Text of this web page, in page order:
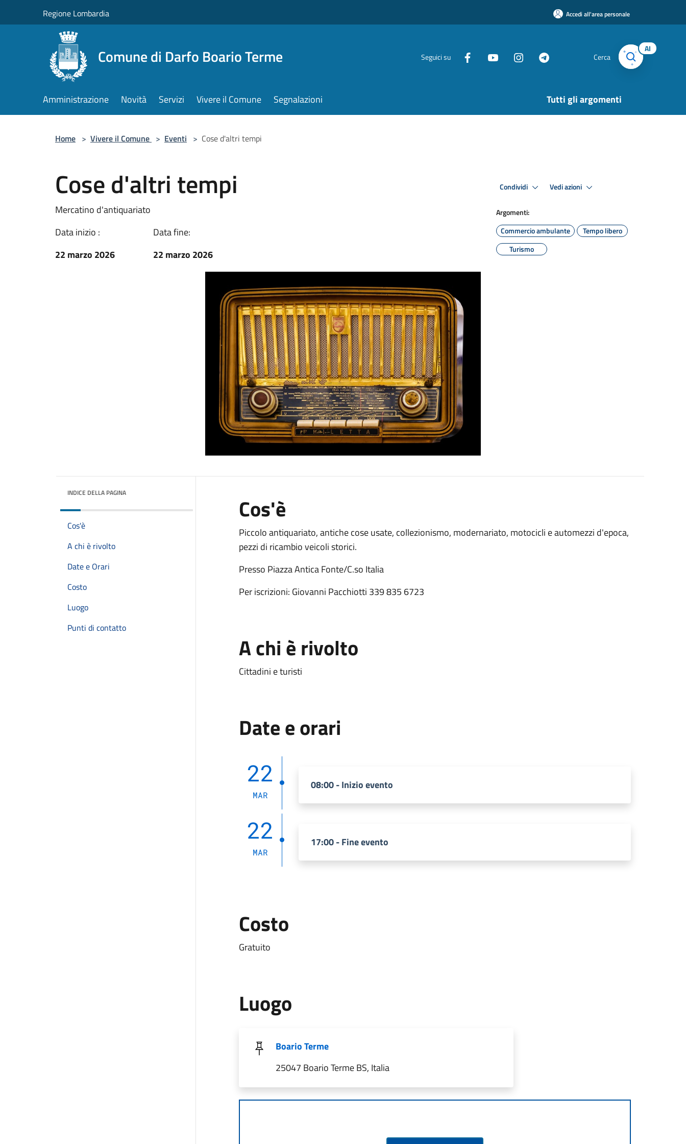
Regione Lombardia Accedi all'area personale
Comune di Darfo Boario Terme Seguici su Cerca
AI
Amministrazione Novità Servizi Vivere il Comune Segnalazioni Tutti gli argomenti
Home > Vivere il Comune > Eventi > Cose d'altri tempi
Cose d'altri tempi
Mercatino d'antiquariato
Data inizio :
22 marzo 2026
Data fine:
22 marzo 2026
Condividi Vedi azioni
Argomenti:
Commercio ambulante
Tempo libero
Turismo
INDICE DELLA PAGINA
Cos'è
A chi è rivolto
Date e Orari
Costo
Luogo
Punti di contatto
Cos'è
Piccolo antiquariato, antiche cose usate, collezionismo, modernariato, motocicli e automezzi d'epoca,
pezzi di ricambio veicoli storici.
Presso Piazza Antica Fonte/C.so Italia
Per iscrizioni: Giovanni Pacchiotti 339 835 6723
A chi è rivolto
Cittadini e turisti
Date e orari
22
MAR
08:00 - Inizio evento
22
MAR
17:00 - Fine evento
Costo
Gratuito
Luogo
Boario Terme
25047 Boario Terme BS, Italia